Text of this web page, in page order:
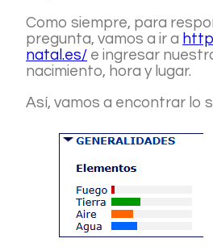
Como siempre, para
pregunta, vamos a ir a
natal.es/ e ingresar
nacimiento, hora y lugar.
Así, vamos a encontrar lo